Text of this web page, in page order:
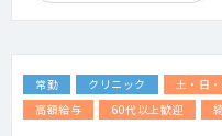
賠、
ト）
常勤 クリニック 土・日
高額給与
60代以上歓迎